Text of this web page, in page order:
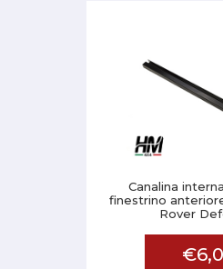
Canalina
finestrino
Rover